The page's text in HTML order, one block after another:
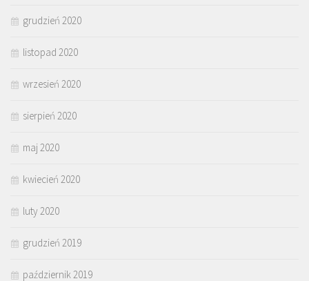
grudzień 2020
listopad 2020
wrzesień 2020
sierpień 2020
maj 2020
kwiecień 2020
luty 2020
grudzień 2019
październik 2019